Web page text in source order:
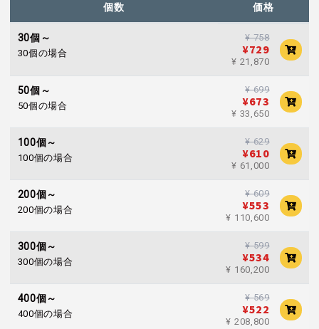
個数 価格
30個～
30個の場合
¥ 758
¥729
¥ 21,870
50個～
50個の場合
¥ 699
¥673
¥ 33,650
100個～
100個の場合
¥ 629
¥610
¥ 61,000
200個～
200個の場合
¥ 609
¥553
¥ 110,600
300個～
300個の場合
¥ 599
¥534
¥ 160,200
400個～
400個の場合
¥ 569
¥522
¥ 208,800